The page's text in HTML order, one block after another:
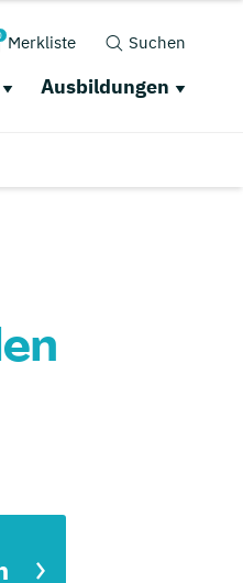
Merkliste Suchen
Ausbildungen